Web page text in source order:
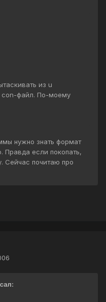
из u
con-файл. По-моему
нужно знать формат
Правда если покопать,
Сейчас почитаю про